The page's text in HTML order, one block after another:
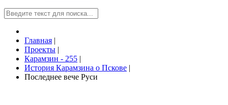
Главная |
Проекты |
Карамзин - 255 |
История Карамзина о Пскове |
Последнее вече Руси